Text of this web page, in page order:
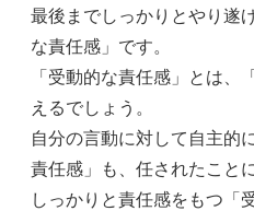
最後までしっかりとやり遂
な責任感」です。
「受動的な責任感」とは、
えるでしょう。
自分の言動に対して自主的
責任感」も、任されたこと
しっかりと責任感をもつ「